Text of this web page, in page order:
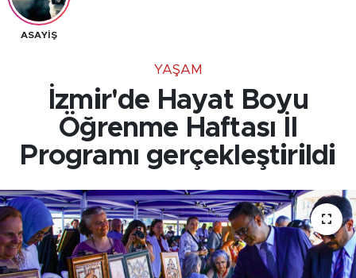
ASAYİŞ
YAŞAM
İzmir'de Hayat Boyu
Öğrenme Haftası İl
Programı gerçekleştirildi
Son Dakika Haberleri